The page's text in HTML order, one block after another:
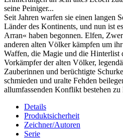
seine Peiniger...
Seit Jahren warfen sie einen langen
Länder des Kontinents, und nun ist
Arran« haben begonnen. Elfen,
anderen alten Völker kämpfen um
Waffen, die Magie und die Hinterlist
Vorkämpfer der alten Völker,
Zauberinnen und berüchtigte
schmieden und uralte Fehden
allumfassenden Konflikt bestehen zu
Details
Produktsicherheit
Zeichner/Autoren
Serie